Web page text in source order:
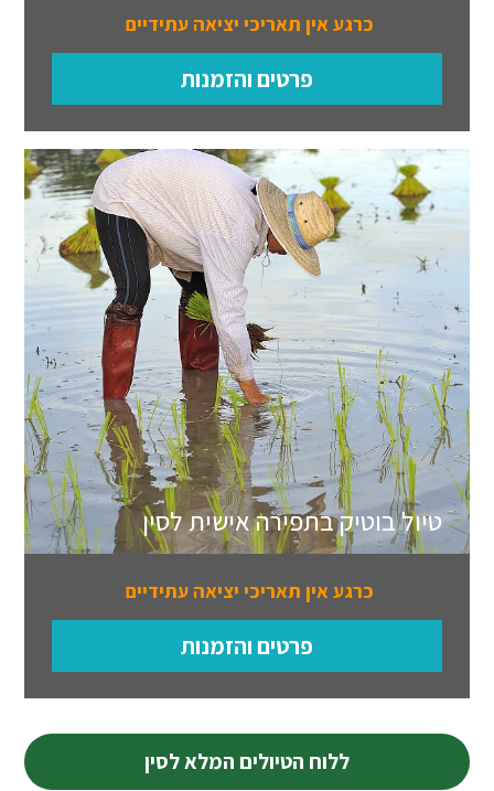
כרגע אין תאריכי יציאה עתידיים
פרטים והזמנות
טיול בוטיק בתפירה אישית לסין
כרגע אין תאריכי יציאה עתידיים
פרטים והזמנות
ללוח הטיולים המלא לסין